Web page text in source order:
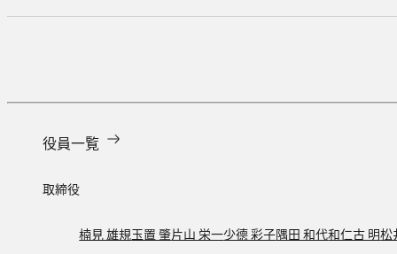
役員一覧
取締役
楠見 雄規玉置 肇片山 栄一少德 彩子隅田 和代和仁古 明松